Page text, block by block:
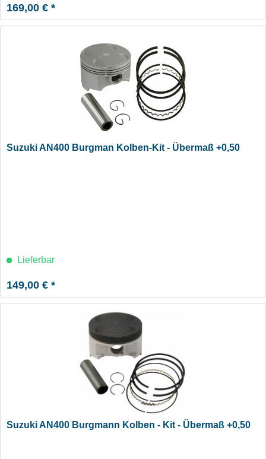
169,00 € *
Suzuki AN400 Burgman Kolben-Kit - Übermaß +0,50
Lieferbar
149,00 € *
Suzuki AN400 Burgmann Kolben - Kit - Übermaß +0,50